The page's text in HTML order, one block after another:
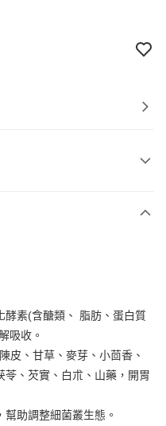
素(含醣類、 脂肪、蛋白質
吸收。
皮、甘草、麥芽、小茴香、
、芡實、白朮、山藥，開胃
助調整細菌叢生態。